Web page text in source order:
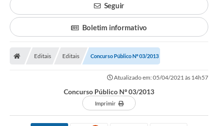
Seguir
Boletim informativo
Editais Editais Concurso Público Nº 03/2013
Atualizado em: 05/04/2021 às 14h57
Concurso Público Nº 03/2013
Imprimir